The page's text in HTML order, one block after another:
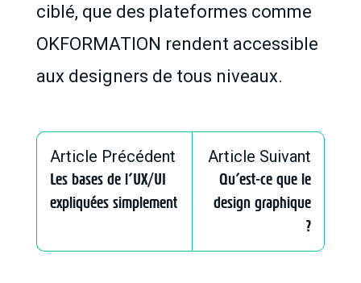
ciblé, que des plateformes comme
OKFORMATION rendent accessible
aux designers de tous niveaux.
Article Précédent
Les bases de l’UX/UI
expliquées simplement
Article Suivant
Qu’est-ce que le
design graphique
?